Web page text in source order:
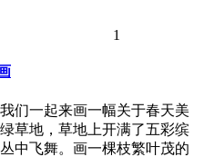
1
们一起来画一幅关于春天美
草地，草地上开满了五彩缤
中飞舞。画一棵枝繁叶茂的